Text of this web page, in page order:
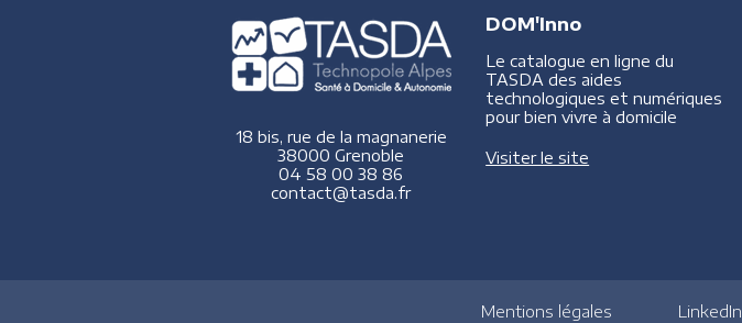
18 bis, rue de la magnanerie
38000 Grenoble
04 58 00 38 86
contact@tasda.fr
DOM'Inno
Le catalogue en ligne du
TASDA des aides
technologiques et numériques
pour bien vivre à domicile
Visiter le site
Mentions légales LinkedIn